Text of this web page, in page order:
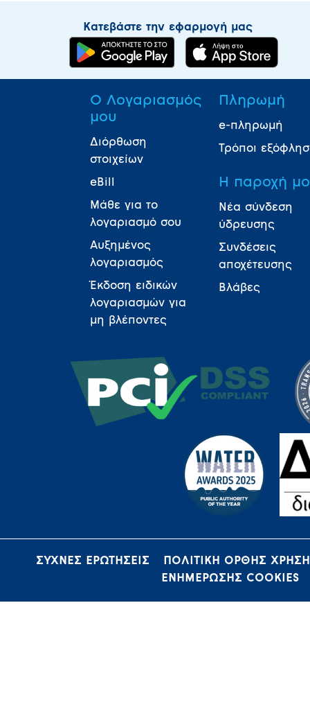
Κατεβάστε την εφαρμογή μας
Ο Λογαριασμός
μου
Διόρθωση
στοιχείων
eBill
Μάθε για το
λογαριασμό σου
Αυξημένος
λογαριασμός
Έκδοση ειδικών
λογαριασμών για
μη βλέποντες
Πληρωμή
e-πληρωμή
Τρόποι
Η παροχή
Νέα σύνδεση
ύδρευσης
Συνδέσεις
αποχέτευσης
Βλάβες
ΣΥΧΝΕΣ ΕΡΩΤΗΣΕΙΣ
ΠΟΛΙΤΙΚΗ ΟΡΘΗΣ
ΕΝΗΜΕΡΩΣΗΣ COOKIES